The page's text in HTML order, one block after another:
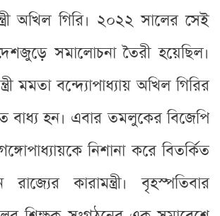
অখিল গিরি। ২০২২ সালের সেই
সমালোচনা তৈরী হয়েছিল।
মমতা বন্দ্যোপাধ্যায় অখিল গিরির
বাধ্য হন। এবার তমলুকের বিজেপি
নিশানা করে বিতর্কিত
কারামন্ত্রী। বৃহস্পতিবার